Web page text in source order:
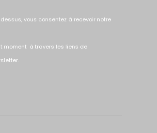
vous consentez à recevoir notre
moment à travers les liens de